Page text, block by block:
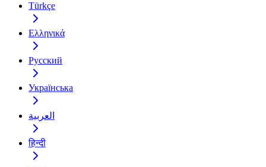
Türkçe
Ελληνικά
Русский
Українська
العربية
हिन्दी